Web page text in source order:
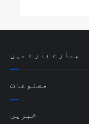
ہمارے بارے میں
مصنوعات
خبریں